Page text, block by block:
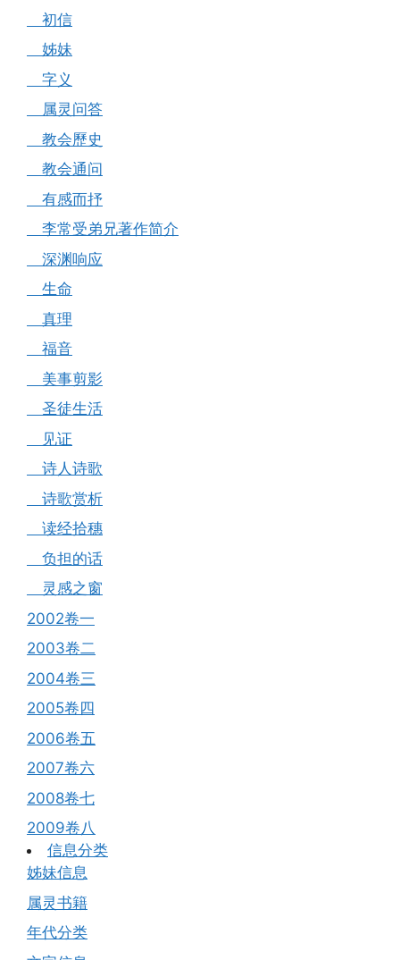
初信
姊妹
字义
属灵问答
教会歷史
教会通问
有感而抒
李常受弟兄著作简介
深渊响应
生命
真理
福音
美事剪影
圣徒生活
见证
诗人诗歌
诗歌赏析
读经拾穗
负担的话
灵感之窗
2002卷一
2003卷二
2004卷三
2005卷四
2006卷五
2007卷六
2008卷七
2009卷八
信息分类
姊妹信息
属灵书籍
年代分类